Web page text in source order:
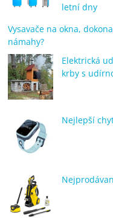
letní dny
Vysavače na okna,
námahy?
Elektrická
krby s
Nejlepší